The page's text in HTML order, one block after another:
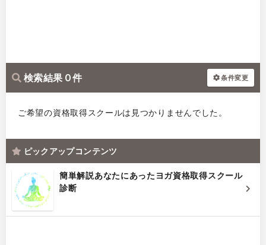
検索結果 0 件 条件変更
ご希望の資格取得スクールは見つかりませんでした。
ピックアップコンテンツ
簡単解説あなたにあったヨガ資格取得スクール
診断